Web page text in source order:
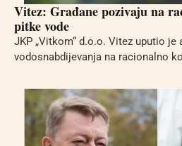
Vitez: Građane pozivaju na
pitke vode
JKP „Vitkom“ d.o.o. Vitez uputio
vodosnabdijevanja na racionalno